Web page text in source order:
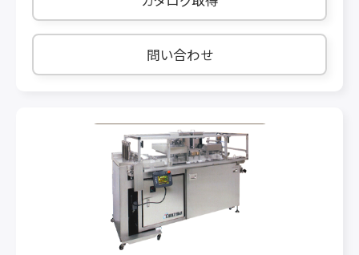
スイッチを採用し、押している間だけ刃が回転す
るので安心して作業できます。 外形寸法：幅270
／奥行515／高さ520mm 重量：約18kg モータ
ー：200W(AC100V 単相) 定格時間：連続 アミ
問い合わせ